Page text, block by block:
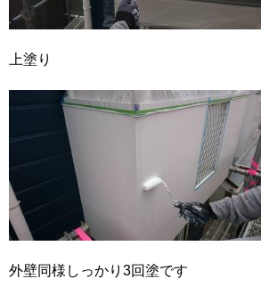
上塗り
外壁同様しっかり3回塗です